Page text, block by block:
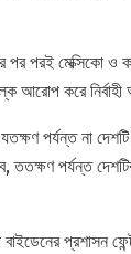
পর পরই মেক্সিকো ও
আরোপ করে নির্বাহী
পর্যন্ত না
ততক্ষণ পর্যন্ত
বাইডেনের প্রশাসন